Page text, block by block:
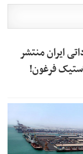
ایران منتشر
فرغون!